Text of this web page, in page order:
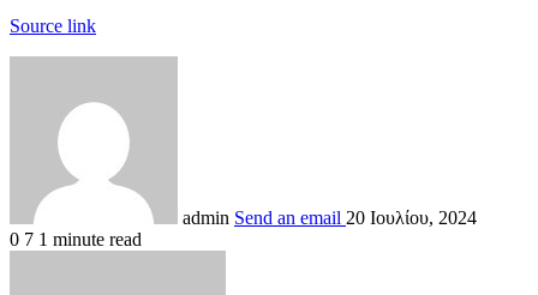
Source link
admin Send an email 20 Ιουλίου, 2024
0 7 1 minute read